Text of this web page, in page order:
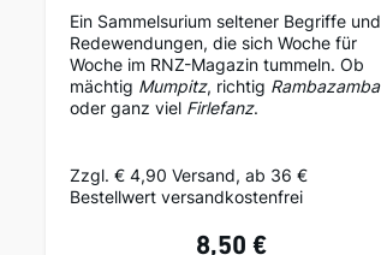
Ein Sammelsurium seltener Begriffe und
Redewendungen, die sich Woche für
Woche im RNZ-Magazin tummeln. Ob
mächtig Mumpitz, richtig Rambazamba
oder ganz viel Firlefanz.
Zzgl. € 4,90 Versand, ab 36 €
Bestellwert versandkostenfrei
8,50 €